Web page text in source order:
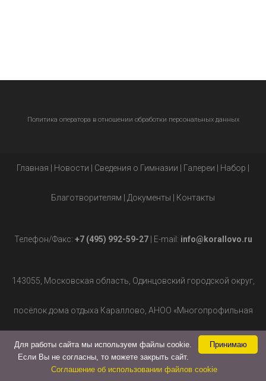
| | Сведения о Гимназии | Галереи | Набор |
Благотворителям | Документы |
Телефон/Факс: +7 (495) 992-59-27 | E-mail: info@korallovo.ru
143055, Московская область, Одинцовский городской округ,
посёлок дома отдыха Караллово, АНОО «Многопрофильная
гимназия», д.2. Принимаю
Для работы сайта мы используем файлы cookie.
Если Вы не согласны, то можете закрыть сайт.
Соглашение об использовании файлов cookie